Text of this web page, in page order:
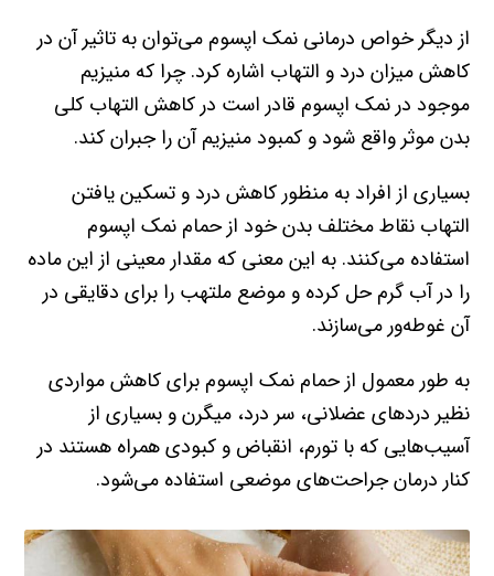
از دیگر خواص درمانی نمک اپسوم می‌توان به تاثیر آن در
کاهش میزان درد و التهاب اشاره کرد. چرا که منیزیم
موجود در نمک اپسوم قادر است در کاهش التهاب کلی
بدن موثر واقع شود و کمبود منیزیم آن را جبران کند.
بسیاری از افراد به منظور کاهش درد و تسکین یافتن
التهاب نقاط مختلف بدن خود از حمام نمک اپسوم
استفاده می‌کنند. به این معنی که مقدار معینی از این ماده
را در آب گرم حل کرده و موضع ملتهب را برای دقایقی در
آن غوطه‌ور می‌سازند.
به طور معمول از حمام نمک اپسوم برای کاهش مواردی
نظیر درد‌های عضلانی، سر درد، میگرن و بسیاری از
آسیب‌هایی که با تورم، انقباض و کبودی همراه هستند در
کنار درمان جراحت‌های موضعی استفاده می‌شود.